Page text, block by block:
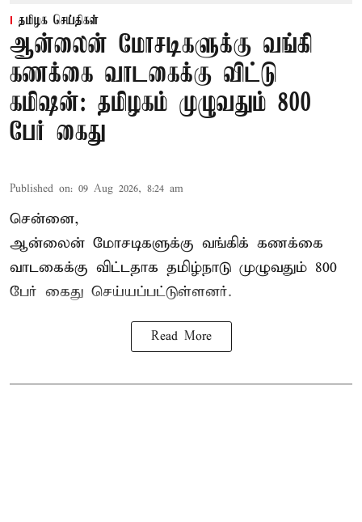
தமிழக செய்திகள்
ஆன்லைன் மோசடிகளுக்கு வங்கி
கணக்கை வாடகைக்கு விட்டு
கமிஷன்: தமிழகம் முழுவதும் 800
பேர் கைது
Published on: 09 Aug 2026, 8:24 am
சென்னை,
ஆன்லைன் மோசடிகளுக்கு வங்கிக் கணக்கை
வாடகைக்கு விட்டதாக தமிழ்நாடு முழுவதும் 800
பேர் கைது செய்யப்பட்டுள்ளனர்.
Read More